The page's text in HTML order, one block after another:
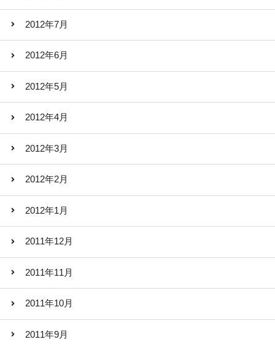
2012年7月
2012年6月
2012年5月
2012年4月
2012年3月
2012年2月
2012年1月
2011年12月
2011年11月
2011年10月
2011年9月